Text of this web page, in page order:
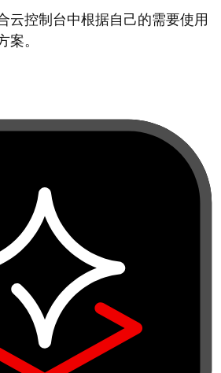
云控制台中根据自己的需要使用
案。